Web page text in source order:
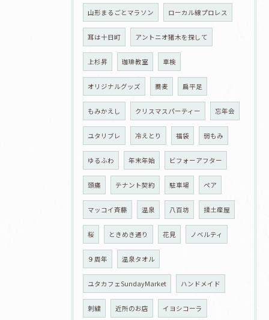
山形まるごとマラソン ローカル線プロレス
耳は十日町 アントニオ猪木を探して
上杉昇 珈琲教室 車検
オリジナルグッズ 蕎麦 扁平足
もみかえし クリスマスパーティー 忘年会
ユタリブレ 冷えとり 福袋 弱もみ
ゆるふわ 年末年始 ビフォーアフター
頭痛 テナント契約 駐車場 ペア
マッコイ斉藤 温泉 八百坊 揉土産屋
桜 ときめき通り 花見 ノベルティ
９周年 温泉タオル
ユタカフェSundayMarket ハンドメイド
刺繍 近所のお店 イヨシコーラ